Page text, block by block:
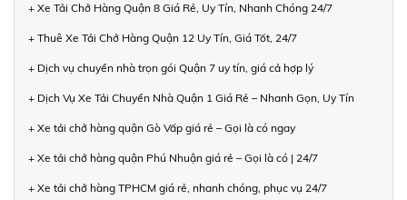
+ Xe Tải Chở Hàng Quận 8 Giá Rẻ, Uy Tín, Nhanh Chóng 24/7
+ Thuê Xe Tải Chở Hàng Quận 12 Uy Tín, Giá Tốt, 24/7
+ Dịch vụ chuyển nhà trọn gói Quận 7 uy tín, giá cả hợp lý
+ Dịch Vụ Xe Tải Chuyển Nhà Quận 1 Giá Rẻ – Nhanh Gọn, Uy Tín
+ Xe tải chở hàng quận Gò Vấp giá rẻ – Gọi là có ngay
+ Xe tải chở hàng quận Phú Nhuận giá rẻ – Gọi là có | 24/7
+ Xe tải chở hàng TPHCM giá rẻ, nhanh chóng, phục vụ 24/7